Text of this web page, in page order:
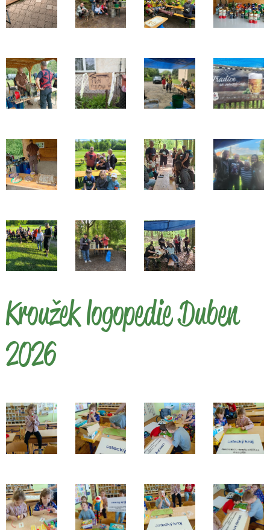
Kroužek logopedie Duben
2026